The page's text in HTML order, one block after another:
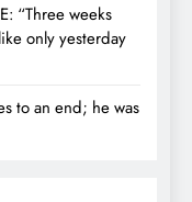
“Three weeks
only yesterday
to an end; he was